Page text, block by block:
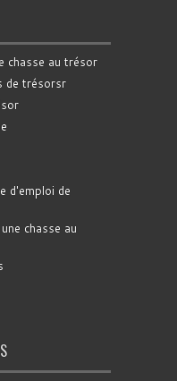
chasse au trésor
de trésorsr
d'emploi de
chasse au